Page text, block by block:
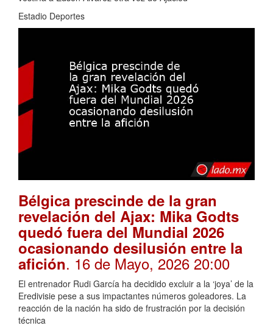
Estadio Deportes
Bélgica prescinde de la gran
revelación del Ajax: Mika Godts
quedó fuera del Mundial 2026
ocasionando desilusión entre la
afición. 16 de Mayo, 2026 20:00
El entrenador Rudi García ha decidido excluir a la ‘joya’ de la
Eredivisie pese a sus impactantes números goleadores. La
reacción de la nación ha sido de frustración por la decisión
técnica